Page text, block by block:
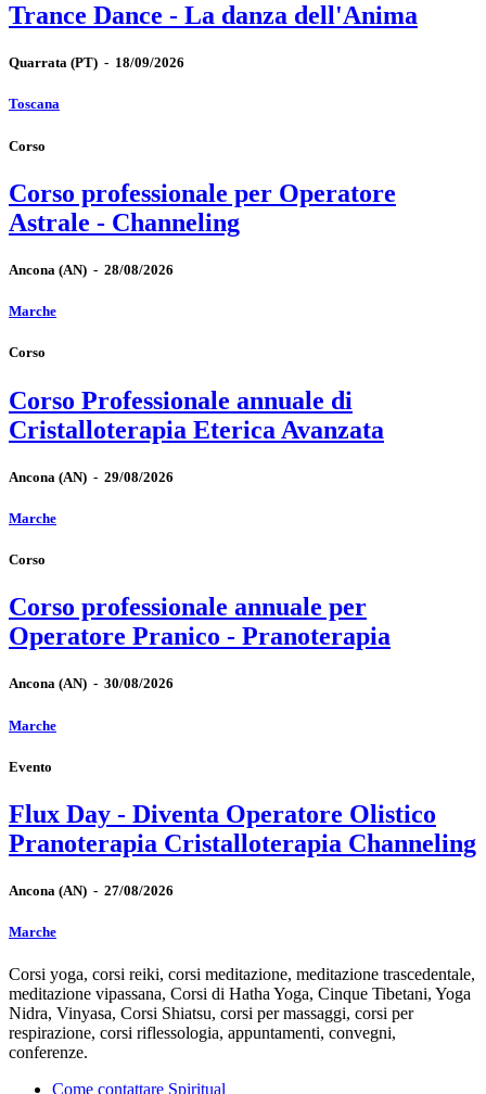
Trance Dance - La danza dell'Anima
Quarrata (PT) - 18/09/2026
Toscana
Corso
Corso professionale per Operatore
Astrale - Channeling
Ancona (AN) - 28/08/2026
Marche
Corso
Corso Professionale annuale di
Cristalloterapia Eterica Avanzata
Ancona (AN) - 29/08/2026
Marche
Corso
Corso professionale annuale per
Operatore Pranico - Pranoterapia
Ancona (AN) - 30/08/2026
Marche
Evento
Flux Day - Diventa Operatore Olistico
Pranoterapia Cristalloterapia Channeling
Ancona (AN) - 27/08/2026
Marche
Corsi yoga, corsi reiki, corsi meditazione, meditazione trascedentale,
meditazione vipassana, Corsi di Hatha Yoga, Cinque Tibetani, Yoga
Nidra, Vinyasa, Corsi Shiatsu, corsi per massaggi, corsi per
respirazione, corsi riflessologia, appuntamenti, convegni,
conferenze.
Come contattare Spiritual